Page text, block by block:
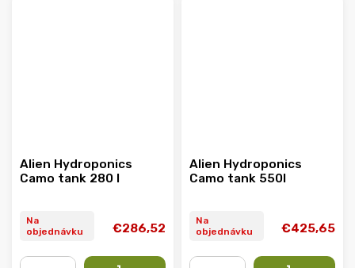
Alien Hydroponics
Camo tank 280 l
Na
objednávku
€286,52
Alien Hydroponics
Camo tank 550l
Na
objednávku
€425,65